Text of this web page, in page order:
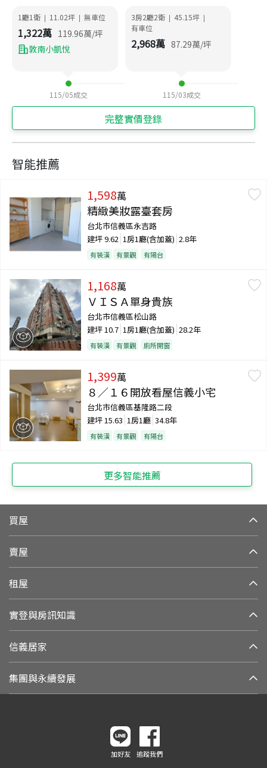
1廳1衛 | 11.02坪 | 無車位
1,322萬 119.96萬/坪
敦南小凱悅
115/05成交
3房2廳2衛 | 45.15坪 |
有車位
2,968萬 87.29萬/坪
115/03成交
完整實價登錄
智能推薦
1,598萬
精緻美妝露臺套房
台北市信義區永吉路
建坪9.62 1房1廳(含加蓋) 2.8年
有裝潢 有景觀 有陽台
1,168萬
ＶＩＳＡ單身貴族
台北市信義區松山路
建坪10.7 1房1廳(含加蓋) 28.2年
有裝潢 有景觀 廁所開窗
1,399萬
８／１６開放看屋信義小宅
台北市信義區基隆路二段
建坪15.63 1房1廳 34.8年
有裝潢 有景觀 有陽台
更多智能推薦
買屋
賣屋
租屋
實登與房訊知識
信義居家
集團與永續發展
加好友 追蹤我們